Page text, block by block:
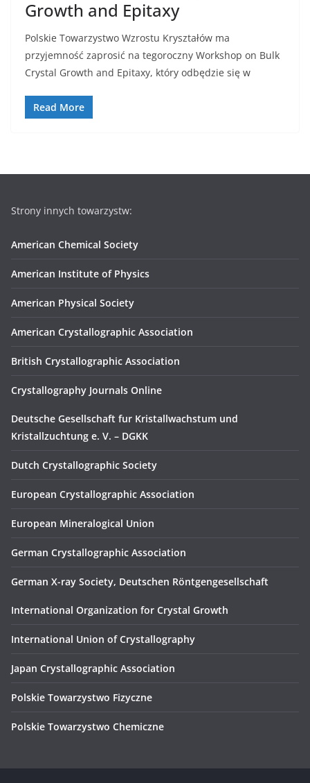
Growth and Epitaxy
Polskie Towarzystwo Wzrostu Kryształów ma
przyjemność zaprosić na tegoroczny Workshop on Bulk
Crystal Growth and Epitaxy, który odbędzie się w
Read More
Strony innych towarzystw:
American Chemical Society
American Institute of Physics
American Physical Society
American Crystallographic Association
British Crystallographic Association
Crystallography Journals Online
Deutsche Gesellschaft fur Kristallwachstum und
Kristallzuchtung e. V. – DGKK
Dutch Crystallographic Society
European Crystallographic Association
European Mineralogical Union
German Crystallographic Association
German X-ray Society, Deutschen Röntgengesellschaft
International Organization for Crystal Growth
International Union of Crystallography
Japan Crystallographic Association
Polskie Towarzystwo Fizyczne
Polskie Towarzystwo Chemiczne